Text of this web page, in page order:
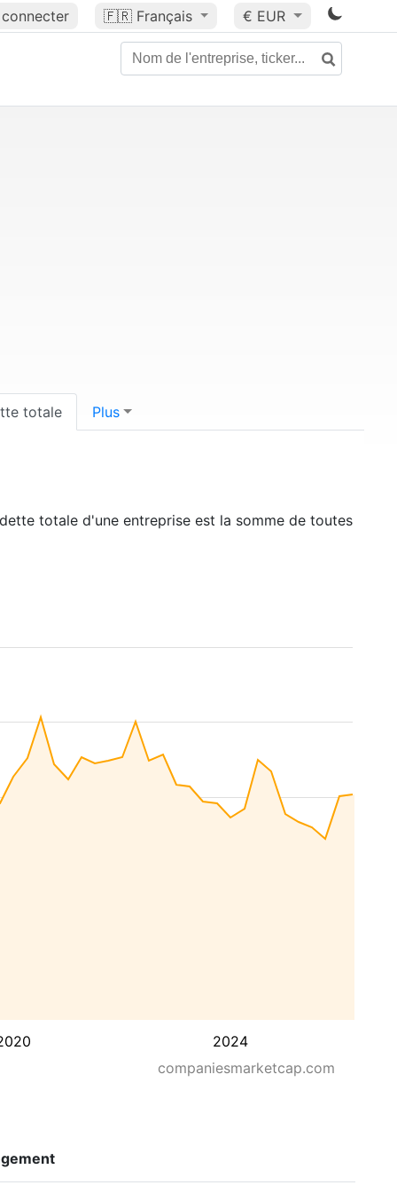
connecter 🇫🇷 Français € EUR
totale Plus
totale d'une entreprise est la somme de toutes
2024
companiesmarketcap.com